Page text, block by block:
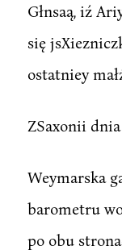
Głnsaą, iź
się
ostatniey
ZSaxonii dnia
Weymarska
barometru
po obu